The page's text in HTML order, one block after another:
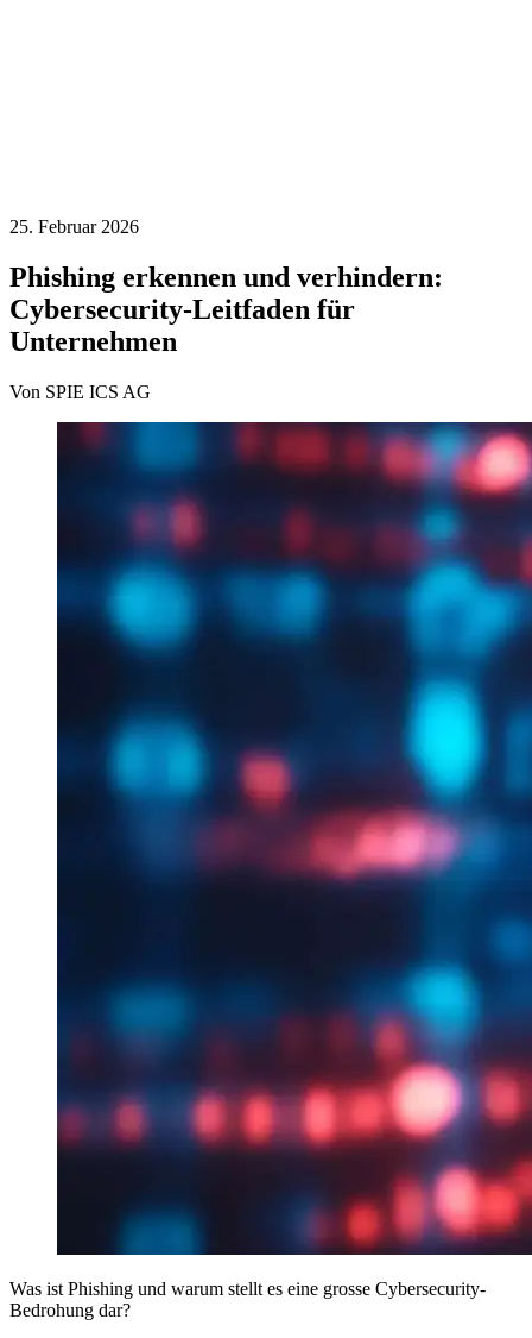
25. Februar 2026
Phishing erkennen und verhindern:
Cybersecurity-Leitfaden für
Unternehmen
Von SPIE ICS AG
Was ist Phishing und warum stellt es eine grosse Cybersecurity-
Bedrohung dar?